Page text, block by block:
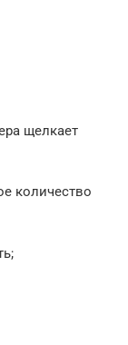
щелкает
количество